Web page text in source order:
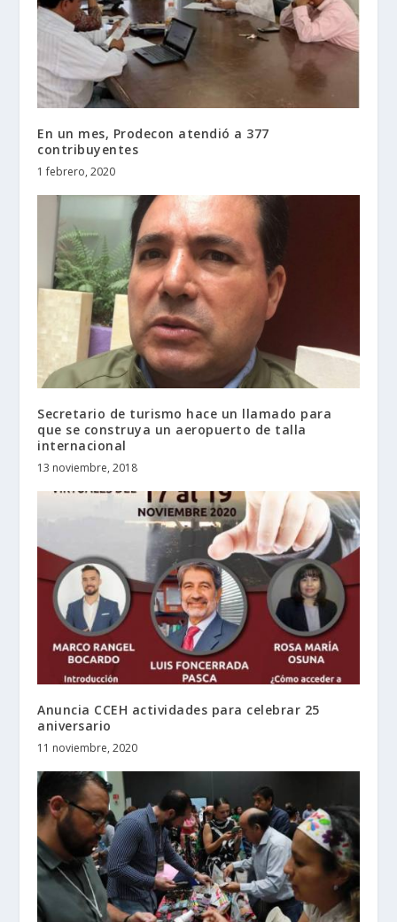
En un mes, Prodecon atendió a 377
contribuyentes
1 febrero, 2020
Secretario de turismo hace un llamado para
que se construya un aeropuerto de talla
internacional
13 noviembre, 2018
Anuncia CCEH actividades para celebrar 25
aniversario
11 noviembre, 2020